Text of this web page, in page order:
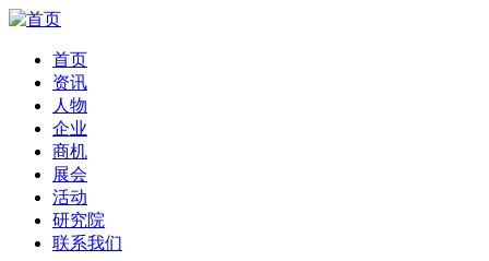
首页
资讯
人物
企业
商机
展会
活动
研究院
联系我们